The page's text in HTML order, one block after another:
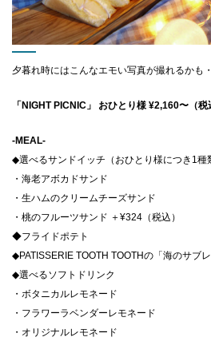
夕暮れ時にはこんなエモい写真が撮れるかも
「NIGHT PICNIC」 おひとり様 ¥2,160〜（
-MEAL-
◆選べるサンドイッチ（おひとり様につき1種
・海老アボカドサンド
・生ハムのクリームチーズサンド
・桃のフルーツサンド ＋¥324（税込）
◆フライドポテト
◆PATISSERIE TOOTH TOOTHの「海のサブレ
◆選べるソフトドリンク
・ボタニカルレモネード
・フラワーラベンダーレモネード
・オリジナルレモネード